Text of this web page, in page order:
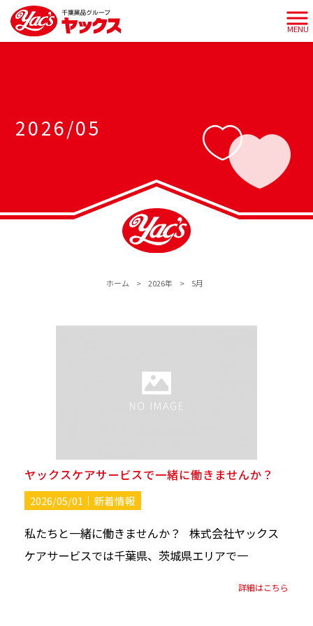
MENU
2026/05
ホーム > 2026年 > 5月
ヤックスケアサービスで一緒に働きませんか？
2026/05/01｜ 新着情報
私たちと一緒に働きませんか？ 株式会社ヤックス
ケアサービスでは千葉県、茨城県エリアで一
詳細はこちら